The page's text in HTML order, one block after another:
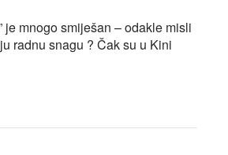
je mnogo smiješan – odakle misli
radnu snagu ? Čak su u Kini